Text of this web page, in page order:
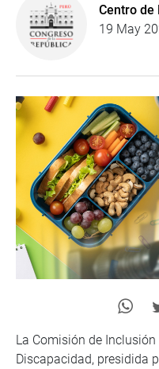
Centro de
19 May
La Comisión de
Discapacidad, presidida